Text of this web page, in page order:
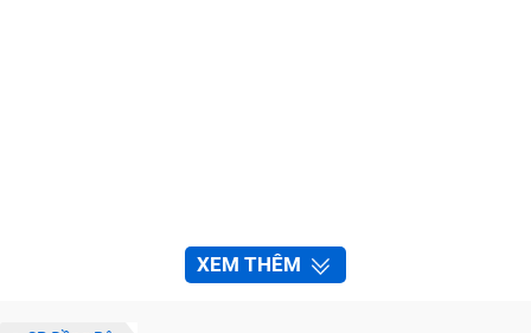
XEM THÊM